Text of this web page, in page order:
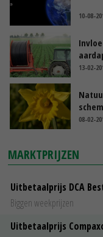
10-08-
13-02-
08-02-
MARKTPRIJZEN
Uitbetaalprijs DCA
Biggen weekprijzen
Uitbetaalprijs